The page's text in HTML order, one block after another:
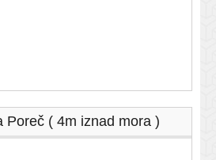
( 4m iznad mora )